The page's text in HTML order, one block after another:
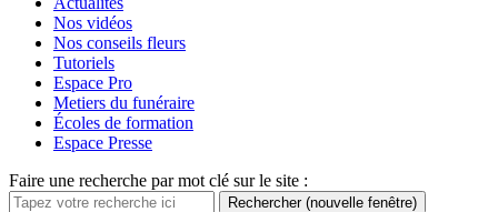
Nos vidéos
Nos conseils fleurs
Tutoriels
Espace Pro
Metiers du funéraire
Écoles de formation
Espace Presse
Faire une recherche par mot clé sur le site :
Rechercher (nouvelle fenêtre)